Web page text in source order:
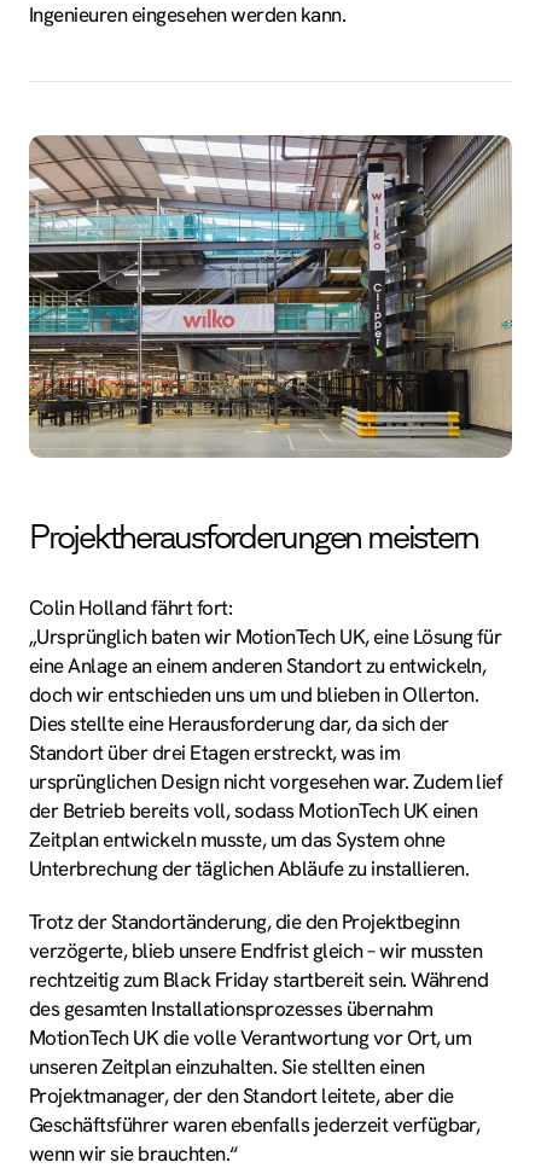
Ingenieuren eingesehen werden kann.
Projektherausforderungen meistern
Colin Holland fährt fort:
„Ursprünglich baten wir MotionTech UK, eine Lösung für
eine Anlage an einem anderen Standort zu entwickeln,
doch wir entschieden uns um und blieben in Ollerton.
Dies stellte eine Herausforderung dar, da sich der
Standort über drei Etagen erstreckt, was im
ursprünglichen Design nicht vorgesehen war. Zudem lief
der Betrieb bereits voll, sodass MotionTech UK einen
Zeitplan entwickeln musste, um das System ohne
Unterbrechung der täglichen Abläufe zu installieren.
Trotz der Standortänderung, die den Projektbeginn
verzögerte, blieb unsere Endfrist gleich – wir mussten
rechtzeitig zum Black Friday startbereit sein. Während
des gesamten Installationsprozesses übernahm
MotionTech UK die volle Verantwortung vor Ort, um
unseren Zeitplan einzuhalten. Sie stellten einen
Projektmanager, der den Standort leitete, aber die
Geschäftsführer waren ebenfalls jederzeit verfügbar,
wenn wir sie brauchten.“